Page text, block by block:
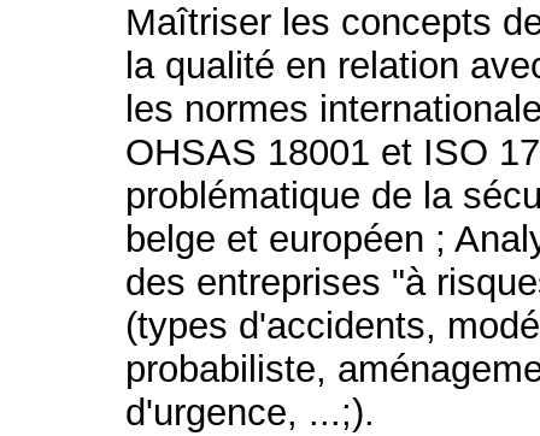
Maîtriser les concepts
la qualité en relation
les normes
OHSAS 18001 et ISO
problématique de la
belge et européen ;
des entreprises "à
(types d'accidents,
probabiliste,
d'urgence, ...;).